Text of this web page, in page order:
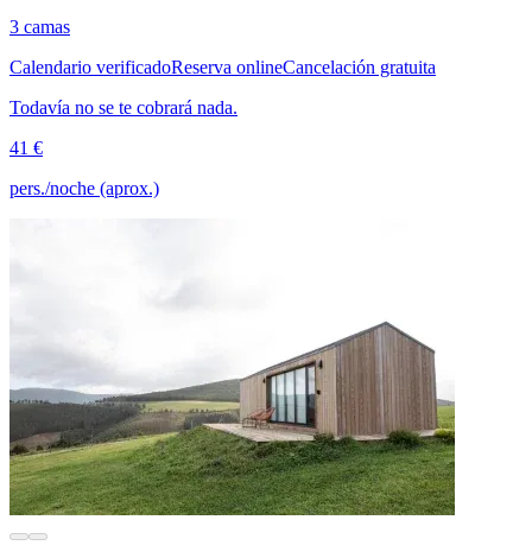
3 camas
Calendario verificadoReserva onlineCancelación gratuita
Todavía no se te cobrará nada.
41 €
pers./noche (aprox.)